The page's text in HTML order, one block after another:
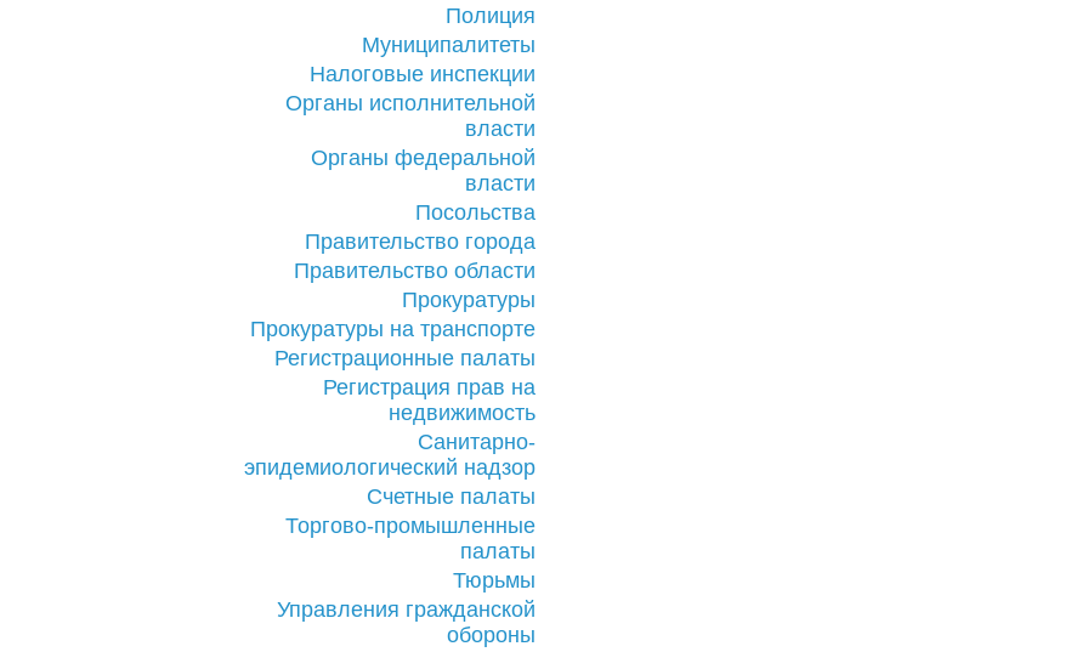
Полиция
Муниципалитеты
Налоговые инспекции
Органы исполнительной
власти
Органы федеральной
власти
Посольства
Правительство города
Правительство области
Прокуратуры
Прокуратуры на транспорте
Регистрационные палаты
Регистрация прав на
недвижимость
Санитарно-
эпидемиологический надзор
Счетные палаты
Торгово-промышленные
палаты
Тюрьмы
Управления гражданской
обороны